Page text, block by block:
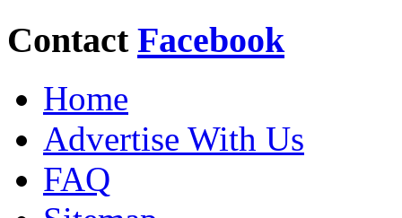
Contact Facebook
Home
Advertise With Us
FAQ